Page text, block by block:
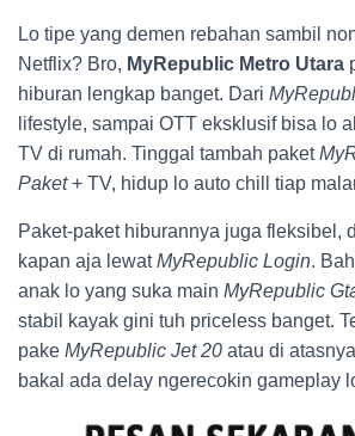
Lo tipe yang demen rebahan sambil
Netflix? Bro, MyRepublic Metro Utara
hiburan lengkap banget. Dari
lifestyle, sampai OTT eksklusif bisa lo
TV di rumah. Tinggal tambah paket
Paket+ TV, hidup lo auto chill tiap
Paket-paket hiburannya juga fleksibel,
kapan aja lewatMyRepublic Login.
anak lo yang suka main MyRepublic
stabil kayak gini tuh priceless banget.
pake MyRepublic Jet 20 atau di
bakal ada delay ngerecokin gameplay